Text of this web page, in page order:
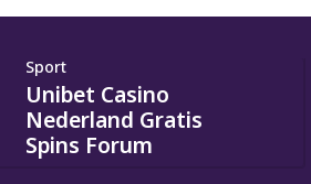
Sport
Unibet Casino
Nederland Gratis
Spins Forum